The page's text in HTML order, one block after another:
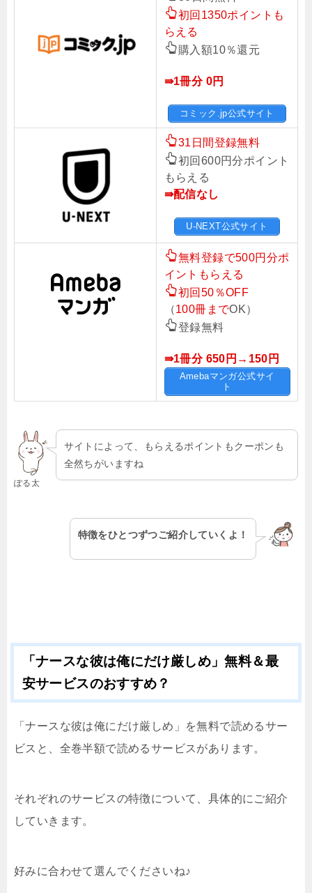
初回1350ポイントも
らえる
購入額10％還元
⇛1冊分 0円
コミック.jp公式サイト
31日間登録無料
初回600円分ポイント
もらえる
⇛配信なし
U-NEXT公式サイト
無料登録で500円分ポ
イントもらえる
初回50％OFF
（100冊までOK）
登録無料
⇛1冊分 650円→150 円
Amebaマンガ公式サイ
ト
ぽる太
サイトによって、もらえるポイントもクーポンも
全然ちがいますね
特徴をひとつずつご紹介していくよ！
「ナースな彼は俺にだけ厳しめ」無料＆最
安サービスのおすすめ？
「ナースな彼は俺にだけ厳しめ」を無料で読めるサー
ビスと、全巻半額で読めるサービスがあります。
それぞれのサービスの特徴について、具体的にご紹介
していきます。
好みに合わせて選んでくださいね♪